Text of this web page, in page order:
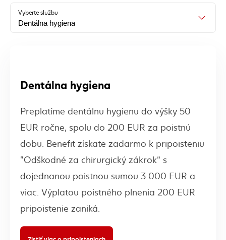
Vyberte službu
Dentálna hygiena
Dentálna hygiena
Preplatíme dentálnu hygienu do výšky 50
EUR ročne, spolu do 200 EUR za poistnú
dobu. Benefit získate zadarmo k pripoisteniu
"Odškodné za chirurgický zákrok“ s
dojednanou poistnou sumou 3 000 EUR a
viac. Výplatou poistného plnenia 200 EUR
pripoistenie zaniká.